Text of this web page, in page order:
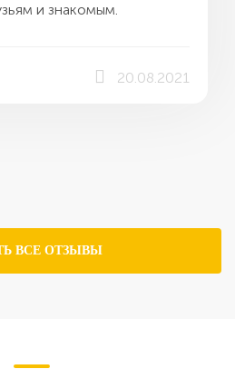
и знакомым.
20.08.2021
ВСЕ ОТЗЫВЫ